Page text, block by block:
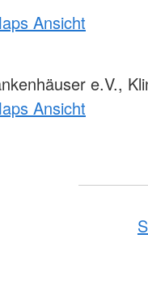
Ansicht
e.V.,
Ansicht